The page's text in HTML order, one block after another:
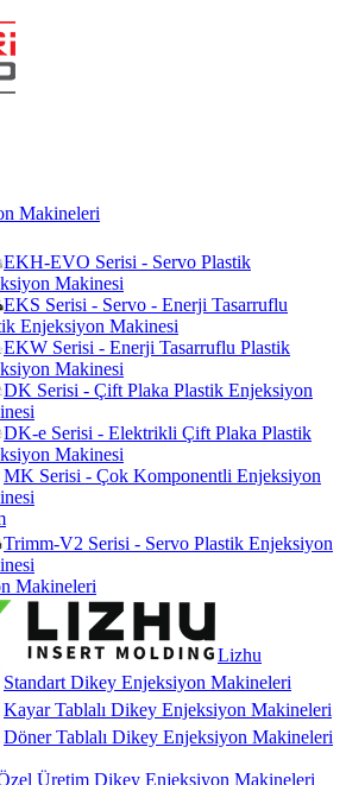
Makineleri
EKH-EVO Serisi - Servo Plastik
Makinesi
EKS Serisi - Servo - Enerji Tasarruflu
Enjeksiyon Makinesi
EKW Serisi - Enerji Tasarruflu Plastik
Makinesi
DK Serisi - Çift Plaka Plastik Enjeksiyon
DK-e Serisi - Elektrikli Çift Plaka Plastik
Makinesi
MK Serisi - Çok Komponentli Enjeksiyon
Trimm-V2 Serisi - Servo Plastik Enjeksiyon
Makineleri
Lizhu
Standart Dikey Enjeksiyon Makineleri
Kayar Tablalı Dikey Enjeksiyon Makineleri
Döner Tablalı Dikey Enjeksiyon Makineleri
Üretim Dikey Enjeksiyon Makineleri